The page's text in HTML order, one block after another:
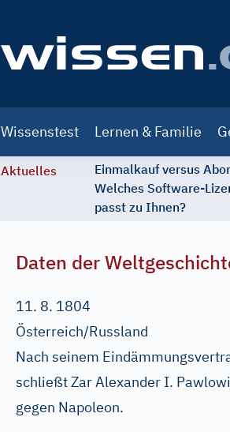
navigation
Wissenstest Lernen & Familie
Aktuelles
Einmalkauf versus
Welches Software-
passt zu Ihnen?
Daten der
11. 8. 1804
Österreich/Russland
Nach seinem
schließt Zar Alexander I.
gegen Napoleon.